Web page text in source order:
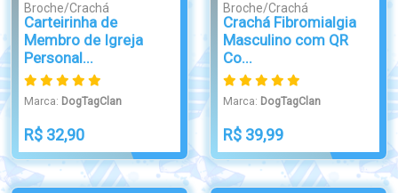
Broche/Crachá
Carteirinha de
Membro de Igreja
Personal...
Marca: DogTagClan
R$ 32,90
Broche/Crachá
Crachá Fibromialgia
Masculino com QR
Co...
Marca: DogTagClan
R$ 39,99